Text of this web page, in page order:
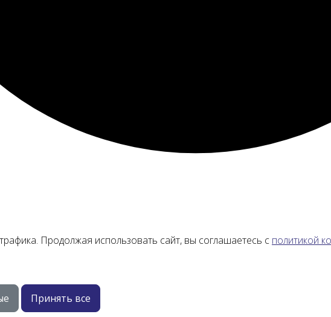
Продолжая использовать сайт, вы соглашаетесь с политикой
Принять все